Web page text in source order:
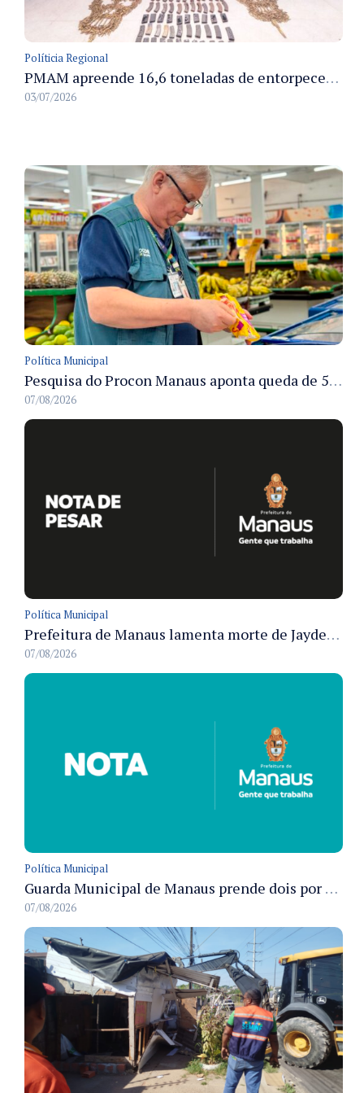
Políticia Regional
PMAM apreende 16,6 toneladas de entorpecentes e registra aumento nas prisões em flagrante e nas capturas de foragidos no primeiro semestre de 2026
03/07/2026
Política Municipal
Pesquisa do Procon Manaus aponta queda de 5,18% no valor médio da cesta básica em agosto
07/08/2026
Política Municipal
Prefeitura de Manaus lamenta morte de Jayder Rego do Nascimento e informa velório na cidade
07/08/2026
Política Municipal
Guarda Municipal de Manaus prende dois por tráfico e resgata ave silvestre em ações nas zonas Leste e Norte
07/08/2026